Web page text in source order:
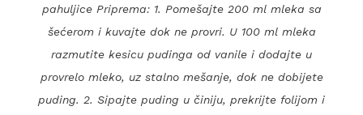
pahuljice Priprema: 1. Pomešajte 200 ml mleka sa
šećerom i kuvajte dok ne provri. U 100 ml mleka
razmutite kesicu pudinga od vanile i dodajte u
provrelo mleko, uz stalno mešanje, dok ne dobijete
puding. 2. Sipajte puding u činiju, prekrijte folijom i